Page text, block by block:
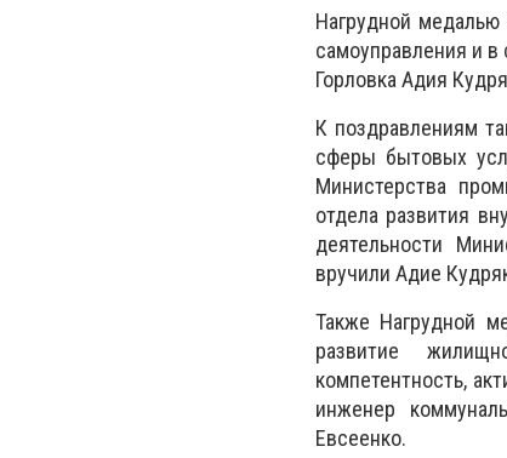
Нагрудной
самоуправления и
Горловка Адия
К поздравлениям
сферы бытовых
Министерства
отдела развития
деятельности
вручили Адие
Также Нагрудной
развитие
компетентность,
инженер
Евсеенко.